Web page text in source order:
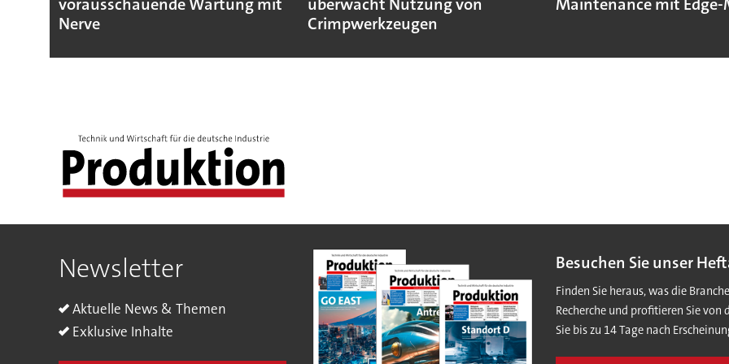
Nerve
Crimpwerkzeugen
Newsletter
Aktuelle News & Themen
Exklusive Inhalte
Besuchen Sie unser
Finden Sie heraus, was die
Recherche und profitieren Sie
Sie bis zu 14 Tage nach